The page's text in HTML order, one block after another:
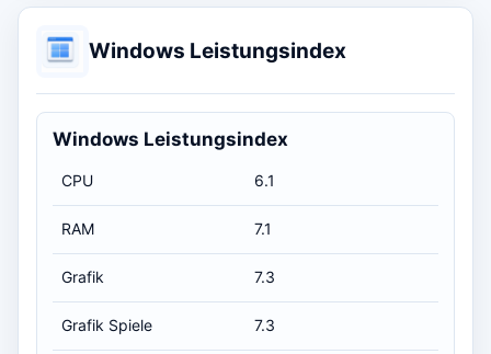
Windows Leistungsindex
Windows Leistungsindex
CPU 6.1
RAM 7.1
Grafik 7.3
Grafik Spiele 7.3